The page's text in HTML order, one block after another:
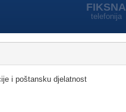
FIKSNA
telefonija
i poštansku djelatnost